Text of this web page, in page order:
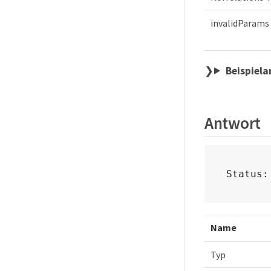
invalidParams
Antwort
Status:
Name
Typ